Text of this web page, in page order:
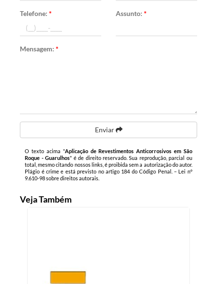
Telefone:* Assunto: *
Mensagem:*
Enviar
O texto acima "Aplicação de Revestimentos Anticorrosivos em São
Roque - Guarulhos" é de direito reservado. Sua reprodução, parcial ou
total, mesmo citando nossos links, é proibida sem a autorização do autor.
Plágio é crime e está previsto no artigo 184 do Código Penal. – Lei n°
9.610-98 sobre direitos autorais
Veja Também